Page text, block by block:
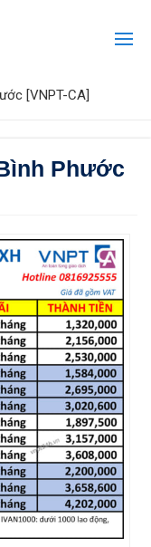
[VNPT-CA]
Phước